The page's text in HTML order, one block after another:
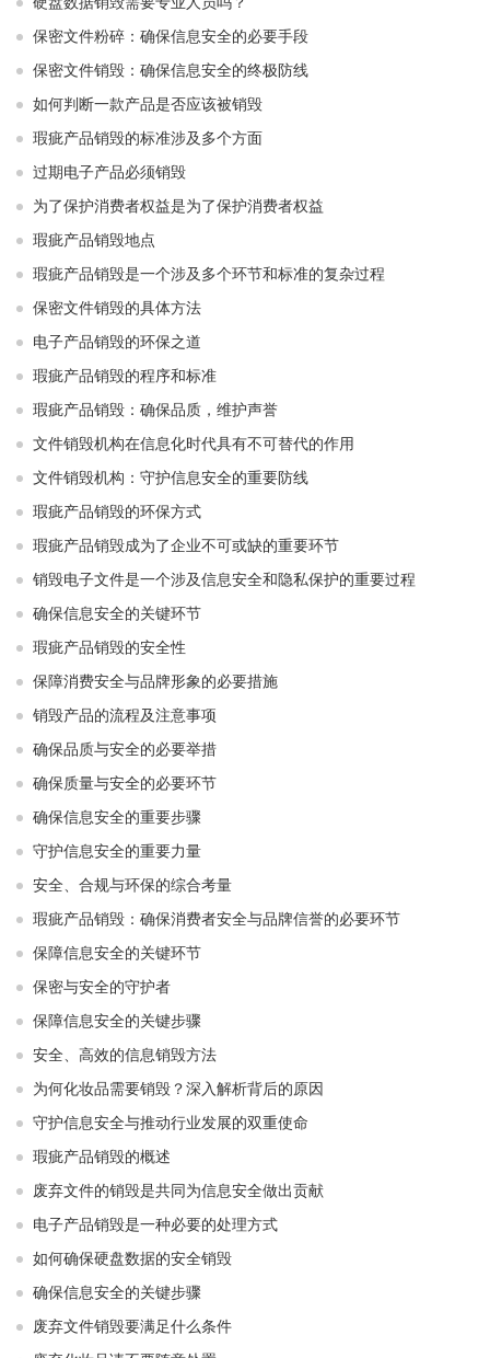
保密文件粉碎：确保信息安全的必要手段
保密文件销毁：确保信息安全的终极防线
如何判断一款产品是否应该被销毁
瑕疵产品销毁的标准涉及多个方面
过期电子产品必须销毁
为了保护消费者权益是为了保护消费者权益
瑕疵产品销毁地点
瑕疵产品销毁是一个涉及多个环节和标准的复杂过程
保密文件销毁的具体方法
电子产品销毁的环保之道
瑕疵产品销毁的程序和标准
瑕疵产品销毁：确保品质，维护声誉
文件销毁机构在信息化时代具有不可替代的作用
文件销毁机构：守护信息安全的重要防线
瑕疵产品销毁的环保方式
瑕疵产品销毁成为了企业不可或缺的重要环节
销毁电子文件是一个涉及信息安全和隐私保护的重要过程
确保信息安全的关键环节
瑕疵产品销毁的安全性
保障消费安全与品牌形象的必要措施
销毁产品的流程及注意事项
确保品质与安全的必要举措
确保质量与安全的必要环节
确保信息安全的重要步骤
守护信息安全的重要力量
安全、合规与环保的综合考量
瑕疵产品销毁：确保消费者安全与品牌信誉的必要环节
保障信息安全的关键环节
保密与安全的守护者
保障信息安全的关键步骤
安全、高效的信息销毁方法
为何化妆品需要销毁？深入解析背后的原因
守护信息安全与推动行业发展的双重使命
瑕疵产品销毁的概述
废弃文件的销毁是共同为信息安全做出贡献
电子产品销毁是一种必要的处理方式
如何确保硬盘数据的安全销毁
确保信息安全的关键步骤
废弃文件销毁要满足什么条件